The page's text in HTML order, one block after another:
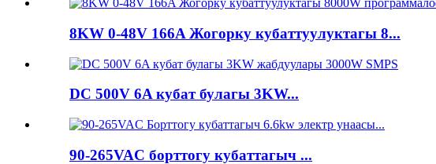
8KW 0-48V 166A Жогорку кубаттуулуктагы 8...
DC 500V 6A кубат булагы 3KW...
90-265VAC борттогу кубаттагыч ...